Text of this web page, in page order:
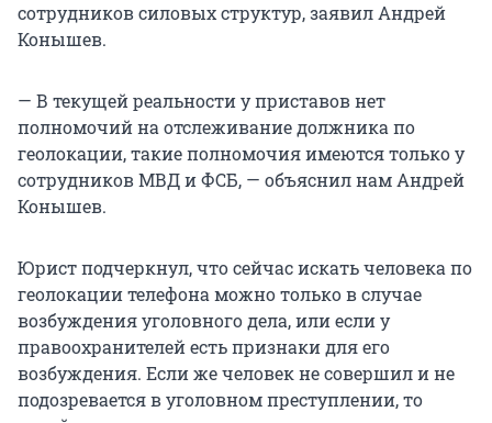
сотрудников силовых структур, заявил Андрей
Конышев.
— В текущей реальности у приставов нет
полномочий на отслеживание должника по
геолокации, такие полномочия имеются только у
сотрудников МВД и ФСБ, — объяснил нам Андрей
Конышев.
Юрист подчеркнул, что сейчас искать человека по
геолокации телефона можно только в случае
возбуждения уголовного дела, или если у
правоохранителей есть признаки для его
возбуждения. Если же человек не совершил и не
подозревается в уголовном преступлении, то